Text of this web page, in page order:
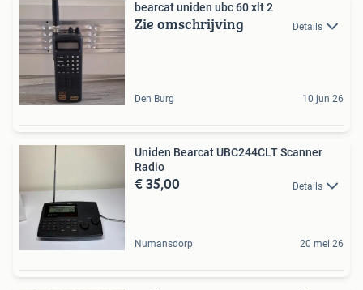
bearcat uniden ubc 60 xlt 2
Zie omschrijving Details
Den Burg 10 jun 26
Uniden Bearcat UBC244CLT Scanner
Radio
€ 35,00 Details
Numansdorp 20 mei 26